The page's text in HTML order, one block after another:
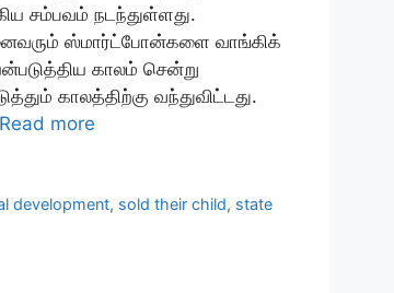
சம்பவம் நடந்துள்ளது.
ஸ்மார்ட்போன்களை வாங்கிக்
காலம் சென்று
காலத்திற்கு வந்துவிட்டது.
Read more
development, sold their child, state